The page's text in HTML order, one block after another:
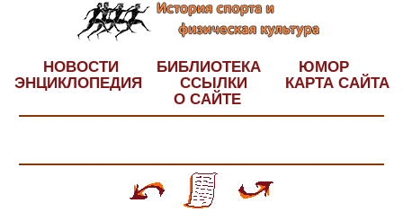
НОВОСТИ БИБЛИОТЕКА
ЮМОР
ЭНЦИКЛОПЕДИЯ
ССЫЛКИ
КАРТА САЙТА
О САЙТЕ